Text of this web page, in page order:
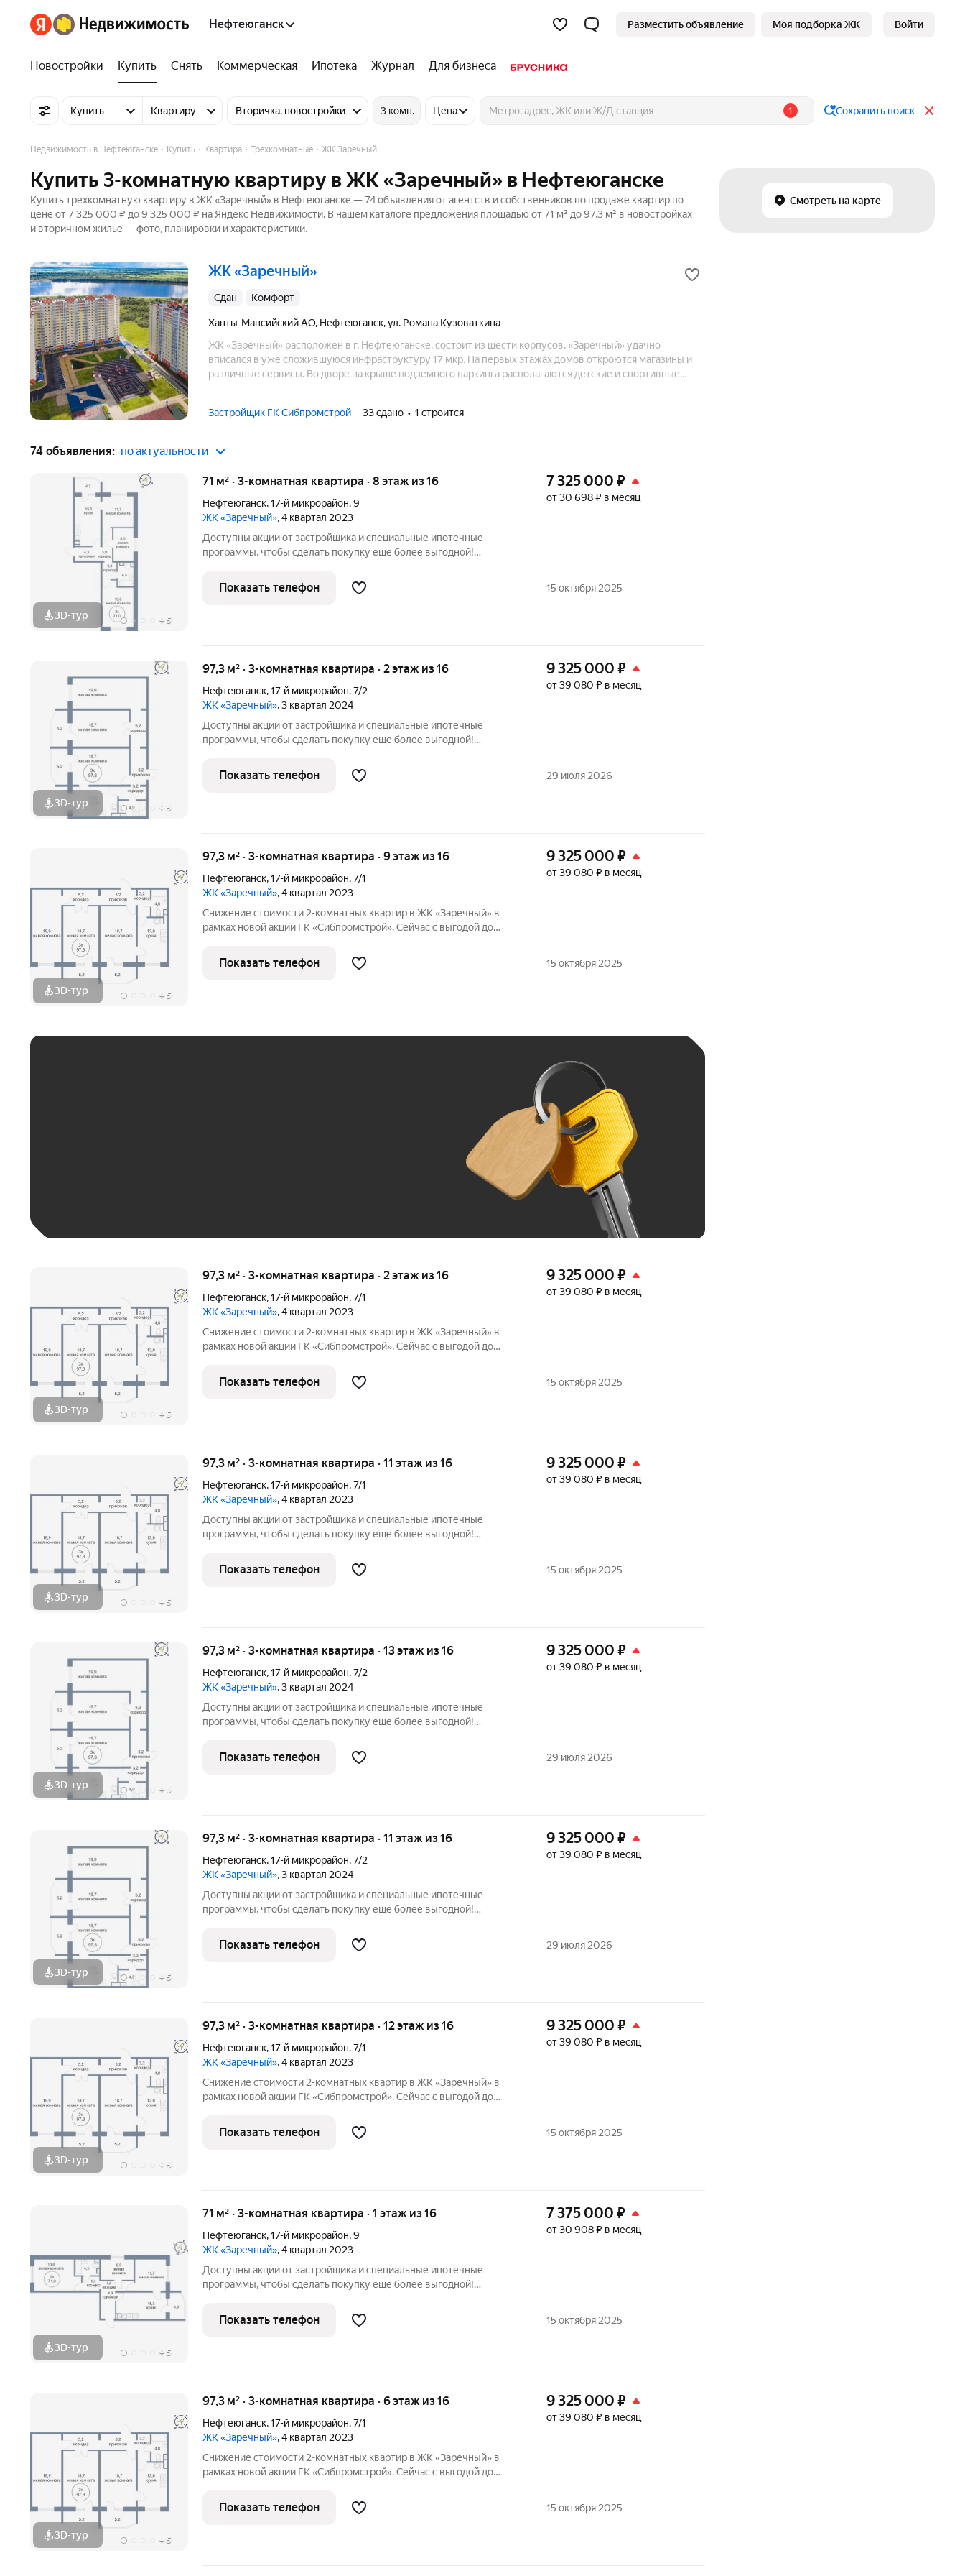
Нефтеюганск Разместить объявление Моя подборка ЖК Войти
Новостройки Купить Снять Коммерческая Ипотека Журнал Для бизнеса
Купить Квартиру Вторичка, новостройки 3 комн. Цена 1 Сохранить поиск
Смотреть на карте
Недвижимость в Нефтеюганске Купить Квартира Трехкомнатные ЖК Заречный
Купить 3-комнатную квартиру в ЖК «Заречный» в Нефтеюганске
Купить трехкомнатную квартиру в ЖК «Заречный» в Нефтеюганске — 74 объявления от агентств и собственников по продаже квартир по
цене от 7 325 000 ₽ до 9 325 000 ₽ на Яндекс Недвижимости. В нашем каталоге предложения площадью от 71 м² до 97,3 м² в новостройках
и вторичном жилье — фото, планировки и характеристики.
ЖК «Заречный»
Сдан комфорт
Ханты-Мансийский АО, Нефтеюганск,ул. Романа Кузоваткина
ЖК «Заречный» расположен в г. Нефтеюганске, состоит из шести корпусов. «Заречный» удачно
вписался в уже сложившуюся инфраструктуру 17 мкр. На первых этажах домов откроются магазины и
различные сервисы. Во дворе на крыше подземного паркинга располагаются детские и спортивные
Застройщик ГК Сибпромстрой 33 сдано 1 строится
74 объявления: по актуальности
3D-тур + 5
71 м² · 3-комнатная квартира · 8 этаж из 16
Нефтеюганск,17-й микрорайон,9
ЖК «Заречный», 4 квартал 2023
Доступны акции от застройщика и специальные ипотечные
программы, чтобы сделать покупку еще более выгодной!
Звоните, чтобы узнать размер вашей скидки! Сибпромстрой - 30
лет на рынке! Готовое жилье.
7 325 000 ₽
от 30 698 ₽ в месяц
Показать телефон 15 октября 2025
3D-тур + 5
97,3 м² · 3-комнатная квартира · 2 этаж из 16
Нефтеюганск,17-й микрорайон,7/2
ЖК «Заречный», 3 квартал 2024
Доступны акции от застройщика и специальные ипотечные
программы, чтобы сделать покупку еще более выгодной!
Звоните, чтобы узнать размер вашей скидки! Сибпромстрой - 30
лет на рынке! Готовое жилье.
9 325 000 ₽
от 39 080 ₽ в месяц
Показать телефон 29 июля 2026
3D-тур + 5
97,3 м² · 3-комнатная квартира · 9 этаж из 16
Нефтеюганск,17-й микрорайон,7/1
ЖК «Заречный», 4 квартал 2023
Снижение стоимости 2-комнатных квартир в ЖК «Заречный» в
рамках новой акции ГК «Сибпромстрой». Сейчас с выгодой до
площадью 71,3 кв. м. в корпусах 7/1 и 7/2 ЖК «Заречный» в
Нефтеюганске.
9 325 000 ₽
от 39 080 ₽ в месяц
Показать телефон 15 октября 2025
3D-тур + 5
97,3 м² · 3-комнатная квартира · 2 этаж из 16
Нефтеюганск,17-й микрорайон,7/1
ЖК «Заречный», 4 квартал 2023
Снижение стоимости 2-комнатных квартир в ЖК «Заречный» в
рамках новой акции ГК «Сибпромстрой». Сейчас с выгодой до
площадью 71,3 кв. м. в корпусах 7/1 и 7/2 ЖК «Заречный» в
Нефтеюганске.
9 325 000 ₽
от 39 080 ₽ в месяц
Показать телефон 15 октября 2025
3D-тур + 5
97,3 м² · 3-комнатная квартира · 11 этаж из 16
Нефтеюганск,17-й микрорайон,7/1
ЖК «Заречный», 4 квартал 2023
Доступны акции от застройщика и специальные ипотечные
программы, чтобы сделать покупку еще более выгодной!
Звоните, чтобы узнать размер вашей скидки! Сибпромстрой - 30
лет на рынке! Готовое жилье.
9 325 000 ₽
от 39 080 ₽ в месяц
Показать телефон 15 октября 2025
3D-тур + 5
97,3 м² · 3-комнатная квартира · 13 этаж из 16
Нефтеюганск,17-й микрорайон,7/2
ЖК «Заречный», 3 квартал 2024
Доступны акции от застройщика и специальные ипотечные
программы, чтобы сделать покупку еще более выгодной!
Звоните, чтобы узнать размер вашей скидки! Сибпромстрой - 30
лет на рынке! Готовое жилье.
9 325 000 ₽
от 39 080 ₽ в месяц
Показать телефон 29 июля 2026
3D-тур + 5
97,3 м² · 3-комнатная квартира · 11 этаж из 16
Нефтеюганск,17-й микрорайон,7/2
ЖК «Заречный», 3 квартал 2024
Доступны акции от застройщика и специальные ипотечные
программы, чтобы сделать покупку еще более выгодной!
Звоните, чтобы узнать размер вашей скидки! Сибпромстрой - 30
лет на рынке! Готовое жилье.
9 325 000 ₽
от 39 080 ₽ в месяц
Показать телефон 29 июля 2026
3D-тур + 5
97,3 м² · 3-комнатная квартира · 12 этаж из 16
Нефтеюганск,17-й микрорайон,7/1
ЖК «Заречный», 4 квартал 2023
Снижение стоимости 2-комнатных квартир в ЖК «Заречный» в
рамках новой акции ГК «Сибпромстрой». Сейчас с выгодой до
площадью 71,3 кв. м. в корпусах 7/1 и 7/2 ЖК «Заречный» в
Нефтеюганске.
9 325 000 ₽
от 39 080 ₽ в месяц
Показать телефон 15 октября 2025
3D-тур + 5
71 м² · 3-комнатная квартира · 1 этаж из 16
Нефтеюганск,17-й микрорайон,9
ЖК «Заречный», 4 квартал 2023
Доступны акции от застройщика и специальные ипотечные
программы, чтобы сделать покупку еще более выгодной!
Звоните, чтобы узнать размер вашей скидки! Сибпромстрой - 30
лет на рынке! Готовое жилье.
7 375 000 ₽
от 30 908 ₽ в месяц
Показать телефон 15 октября 2025
3D-тур + 5
97,3 м² · 3-комнатная квартира · 6 этаж из 16
Нефтеюганск,17-й микрорайон,7/1
ЖК «Заречный», 4 квартал 2023
Снижение стоимости 2-комнатных квартир в ЖК «Заречный» в
рамках новой акции ГК «Сибпромстрой». Сейчас с выгодой до
площадью 71,3 кв. м. в корпусах 7/1 и 7/2 ЖК «Заречный» в
Нефтеюганске.
9 325 000 ₽
от 39 080 ₽ в месяц
Показать телефон 15 октября 2025